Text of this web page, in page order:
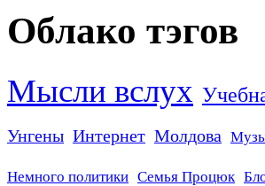
Облако тэгов
Мысли вслух
Унгены Интернет Молдова
Немного политики Семья Процюк